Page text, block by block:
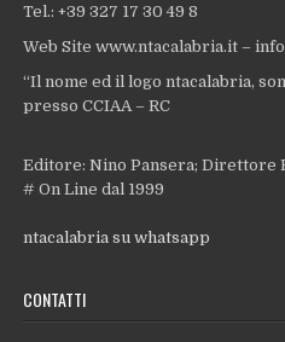
Tel.: +39 327 17 30 49 8
Web Site www.ntacalabria.it –
“Il nome ed il logo ntacalabria,
presso CCIAA – RC
Editore: Nino Pansera; Direttore
# On Line dal 1999
ntacalabria su whatsapp
CONTATTI